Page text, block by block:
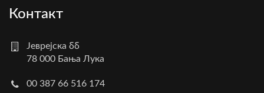
Контакт
Јеврејска бб
78 000 Бања Лука
00 387 66 516 174